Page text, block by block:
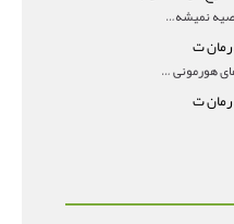
سلام مگه مصرف ویتامین دی هرروز توصیه نمیشه؟درمقاله میگه
ت
سلام برای تشخیص دقیق، چه آزمایش‌های هورمونی و چه سونوگر
ت